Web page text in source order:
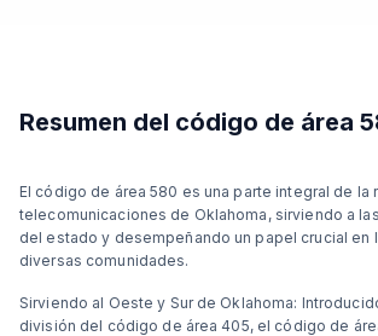
Resumen del código de área
El código de área 580 es una parte integral de la
telecomunicaciones de Oklahoma, sirviendo a
del estado y desempeñando un papel crucial en
diversas comunidades.
Sirviendo al Oeste y Sur de Oklahoma:
división del código de área 405, el código de